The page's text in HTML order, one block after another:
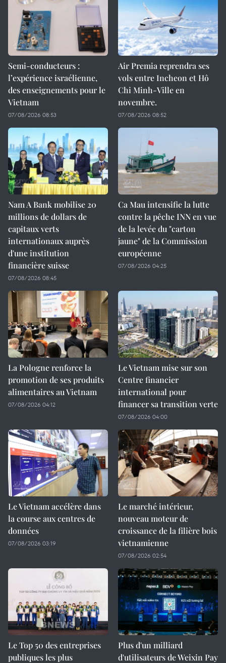
Semi-conducteurs :
l’expérience israélienne,
des enseignements pour le
Vietnam
07/08/2026 08:53
Air Premia reprendra ses
vols entre Incheon et Hô
Chi Minh-Ville en
novembre.
07/08/2026 08:52
Nam A Bank mobilise 20
millions de dollars de
capitaux verts
internationaux auprès
d'une institution
financière suisse
07/08/2026 08:45
Ca Mau intensifie la lutte
contre la pêche INN en vue
de la levée du "carton
jaune" de la Commission
européenne
07/08/2026 04:25
La Pologne renforce la
promotion de ses produits
alimentaires au Vietnam
07/08/2026 04:12
Le Vietnam mise sur son
Centre financier
international pour
financer sa transition verte
07/08/2026 04:00
Le Vietnam accélère dans
la course aux centres de
données
07/08/2026 03:19
Le marché intérieur,
nouveau moteur de
croissance de la filière bois
vietnamienne
07/08/2026 02:54
Le Top 50 des entreprises
publiques les plus
Plus d'un milliard
d'utilisateurs de Weixin Pay